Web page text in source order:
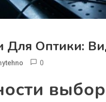
Для Оптики:
0